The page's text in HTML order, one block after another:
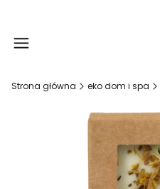
Strona główna eko dom i spa